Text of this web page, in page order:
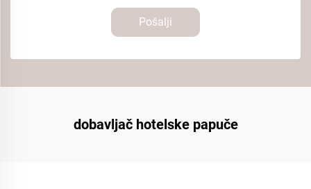
Pošalji
dobavljač hotelske papuče